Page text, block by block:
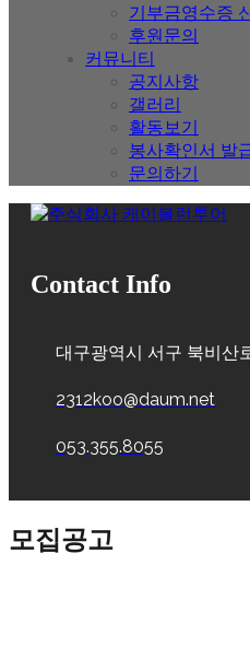
기부금영수증
후원문의
커뮤니티
공지사항
갤러리
활동보기
봉사확인서 발
문의하기
Contact Info
대구광역시 서구 북비산
2312koo@daum.net
053.355.8055
모집공고